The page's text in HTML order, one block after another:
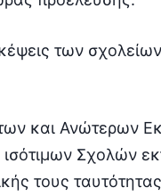
των
και Ανώτερων
Σχολών
τους